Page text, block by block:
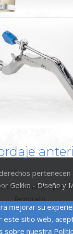
De
en fracturas
instrumentos para
pertenecen
Gekko - Diseño y
mejorar su
este sitio web,
sobre nuestra